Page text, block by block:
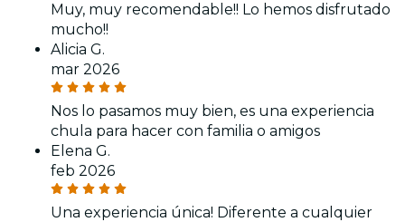
Muy, muy recomendable!! Lo hemos disfrutado
mucho!!
Alicia G.
mar 2026
Nos lo pasamos muy bien, es una experiencia
chula para hacer con familia o amigos
Elena G.
feb 2026
Una experiencia única! Diferente a cualquier